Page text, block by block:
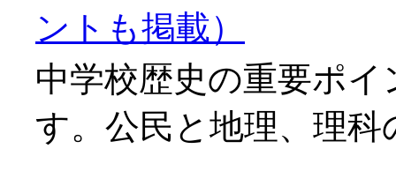
ントも掲載）
中学校歴史の重要ポ
す。公民と地理、理